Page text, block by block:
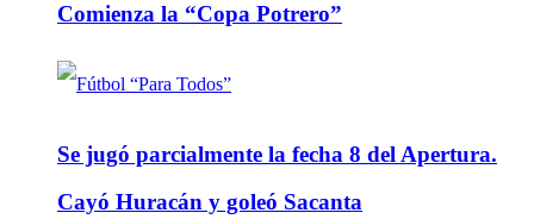
Comienza la “Copa Potrero”
Se jugó parcialmente la fecha 8 del Apertura.
Cayó Huracán y goleó Sacanta